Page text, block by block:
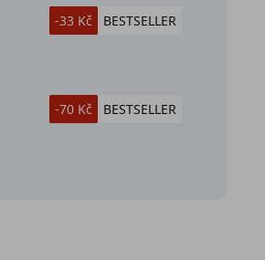
-33 Kč BESTSELLER
-70 Kč BESTSELLER